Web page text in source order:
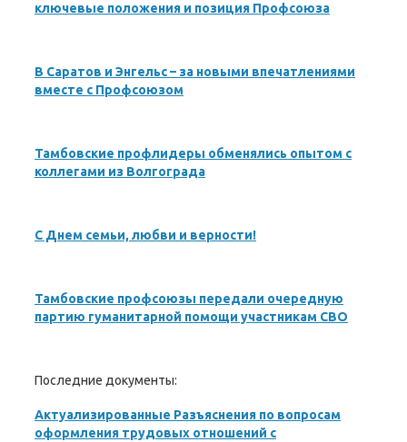
ключевые положения и позиция Профсоюза
В Саратов и Энгельс – за новыми впечатлениями
вместе с Профсоюзом
Тамбовские профлидеры обменялись опытом с
коллегами из Волгограда
С Днем семьи, любви и верности!
Тамбовские профсоюзы передали очередную
партию гуманитарной помощи участникам СВО
Последние документы:
Актуализированные Разъяснения по вопросам
оформления трудовых отношений с